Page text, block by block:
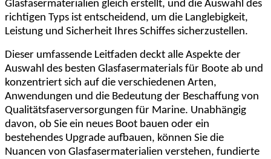
Glasfasermaterialien gleich erstellt, und die Auswahl des
richtigen Typs ist entscheidend, um die Langlebigkeit,
Leistung und Sicherheit Ihres Schiffes sicherzustellen.
Dieser umfassende Leitfaden deckt alle Aspekte der
Auswahl des besten Glasfasermaterials für Boote ab und
konzentriert sich auf die verschiedenen Arten,
Anwendungen und die Bedeutung der Beschaffung von
Qualitätsfaserversorgungen für Marine. Unabhängig
davon, ob Sie ein neues Boot bauen oder ein
bestehendes Upgrade aufbauen, können Sie die
Nuancen von Glasfasermaterialien verstehen, fundierte